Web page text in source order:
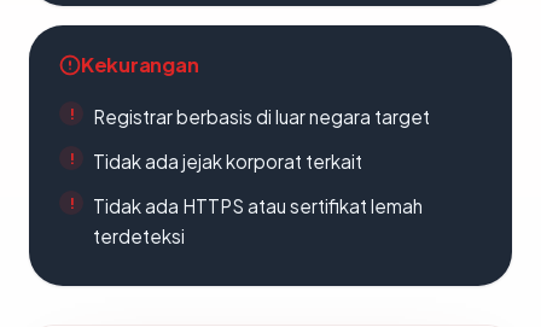
Kekurangan
Registrar berbasis di luar negara target
Tidak ada jejak korporat terkait
Tidak ada HTTPS atau sertifikat lemah
terdeteksi